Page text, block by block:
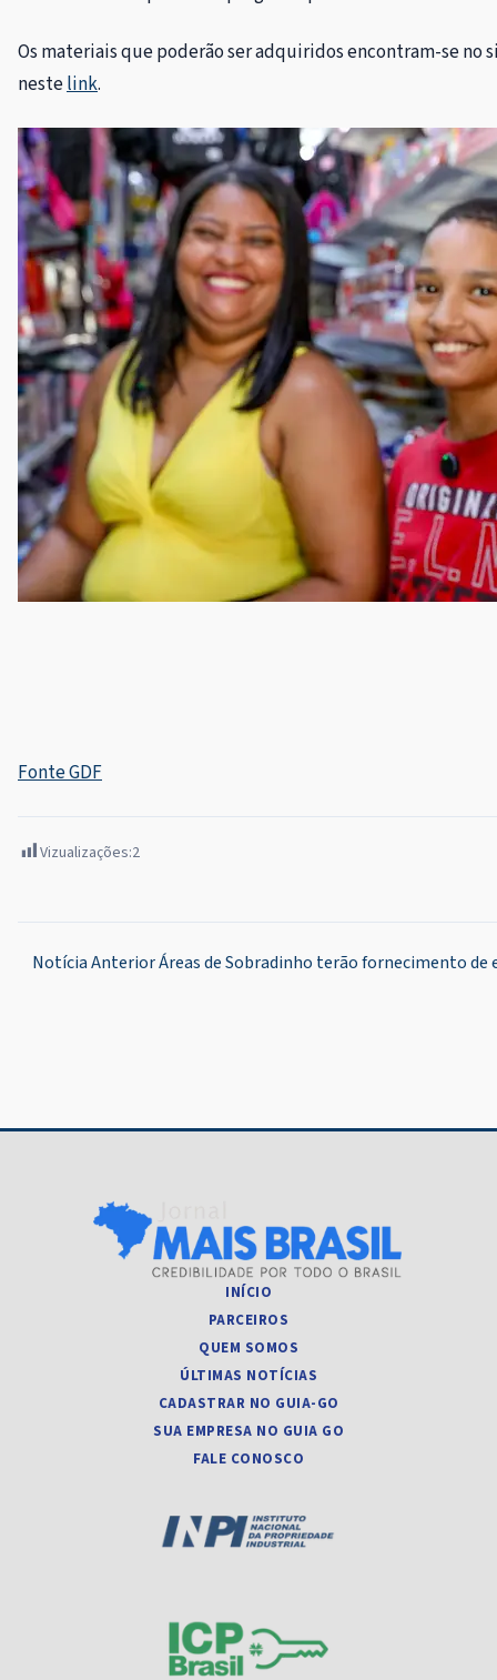
Os materiais que poderão ser adquiridos encontram-se no
nestelink.
Fonte GDF
Vizualizações:2
Navegação
Notícia AnteriorÁreas de Sobradinho terão fornecimento de
INÍCIO
PARCEIROS
QUEM SOMOS
ÚLTIMAS NOTÍCIAS
CADASTRAR NO GUIA-GO
SUA EMPRESA NO GUIA GO
FALE CONOSCO